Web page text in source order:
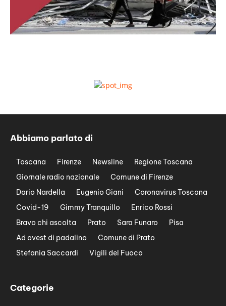
Abbiamo parlato di
Toscana Firenze Newsline
Regione Toscana
Giornale radio nazionale
Comune di Firenze
Dario Nardella
Eugenio Giani
Coronavirus Toscana
Covid-19
Gimmy Tranquillo
Enrico Rossi
Bravo chi ascolta
Prato Sara Funaro
Pisa
Ad ovest di padalino
Comune di Prato
Stefania Saccardi
Vigili del Fuoco
Categorie